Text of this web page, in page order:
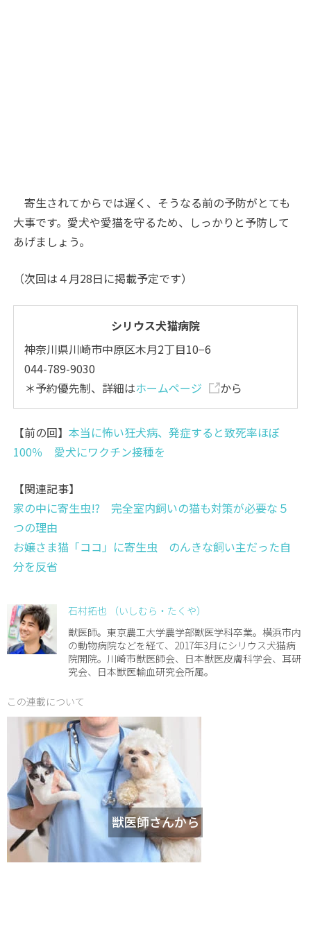
寄生されてからでは遅く、そうなる前の予防がとても
大事です。愛犬や愛猫を守るため、しっかりと予防して
あげましょう。
（次回は４月28日に掲載予定です）
シリウス犬猫病院
神奈川県川崎市中原区木月2丁目10−6
044-789-9030
＊予約優先制、詳細はホームページ から
【前の回】本当に怖い狂犬病、発症すると致死率ほぼ
100％ 愛犬にワクチン接種を
【関連記事】
家の中に寄生虫!? 完全室内飼いの猫も対策が必要な５
つの理由
お嬢さま猫「ココ」に寄生虫 のんきな飼い主だった自
分を反省
石村拓也 （いしむら・たくや）
獣医師。東京農工大学農学部獣医学科卒業。横浜市内
の動物病院などを経て、2017年3月にシリウス犬猫病
院開院。川崎市獣医師会、日本獣医皮膚科学会、耳研
究会、日本獣医輸血研究会所属。
この連載について
獣医師さんから